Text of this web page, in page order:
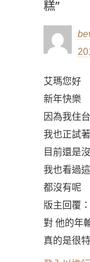
糕”
艾瑪您好
新年快樂
因為我住
我也正試
目前還是
我也看過
都沒有呢
版主回覆
對 他的年
真的是很